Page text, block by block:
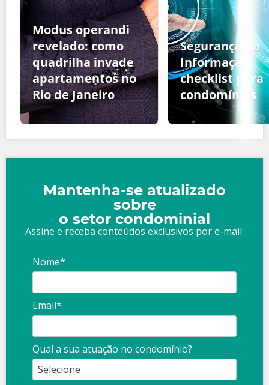
Modus operandi
revelado: como
quadrilha invade
apartamentos no
Rio de Janeiro
Segurança da
Informação:
checklist para
condomínios
Mantenha-se atualizado
sobre
o setor condominial
Assine e receba conteúdos exclusivos por e-mail:
Nome*
Email*
Qual a sua atuação no condomínio?